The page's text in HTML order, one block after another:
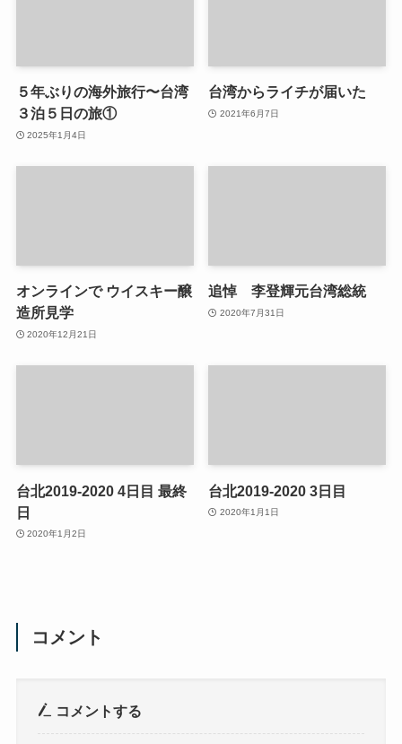
５年ぶりの海外旅行〜台湾
３泊５日の旅①
2025年1月4日
台湾からライチが届いた
2021年6月7日
オンラインで ウイスキー醸
造所見学
2020年12月21日
追悼 李登輝元台湾総統
2020年7月31日
台北2019-2020 4日目 最終
日
2020年1月2日
台北2019-2020 3日目
2020年1月1日
コメント
コメントする